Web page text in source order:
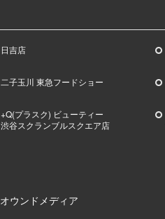
日吉店
二子玉川 東急フードショー
+Q(プラスク) ビューティー
渋谷スクランブルスクエア店
オウンドメディア